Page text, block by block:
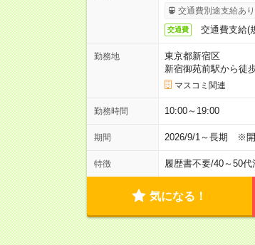
交通費別途支給あり
交通費 交通費支給(
勤務地
東京都新宿区
新宿御苑前駅から徒
マスコミ関連
勤務時間 10:00～19:00
期間 2026/9/1～長期 ※
特徴 履歴書不要/40～50代
気になる！